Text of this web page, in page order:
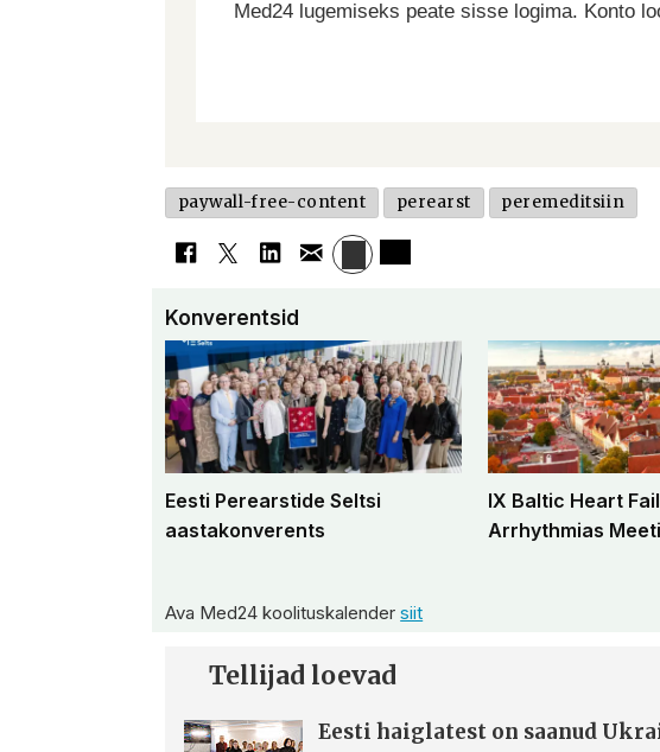
Med24 lugemiseks peate sisse logima. Konto
paywall-free-content perearst peremeditsiin
Konverentsid
Eesti Perearstide Seltsi
aastakonverents
IX Baltic Heart
Arrhythmias
Ava Med24 koolituskalendersiit
Tellijad loevad
Eesti haiglatest on saanud